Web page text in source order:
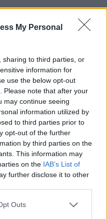
My Personal
sharing to third parties, or
information for
use the below opt-out
Please note that after your
may continue seeing
information utilized by
to third parties prior to
opt-out of the further
by third parties on the
This information may
on the IAB’s List of
further disclose it to other
Outs
ZIŅAS
Slavenā Tutas lietu
aktrise Liene Sebre atklāj
vienkāršu veidu, kā
iedarbināt vielmaiņu